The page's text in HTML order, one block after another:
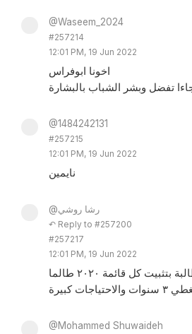
@Waseem_2024
#257214
12:01 PM, 19 Jun 2022
اخونا ابوفراس
تفضل وبشر الشباب بالبشارة
@1484242131
#257215
12:01 PM, 19 Jun 2022
نايمين
@رشا روشي
↶ Reply to #257200
#257217
12:01 PM, 19 Jun 2022
أستاذ لماذا لا يتم المطالبة بتثبيت كل قائمة ٢٠٢٠ طالما
كبيرة
@Mohammed Shuwaideh